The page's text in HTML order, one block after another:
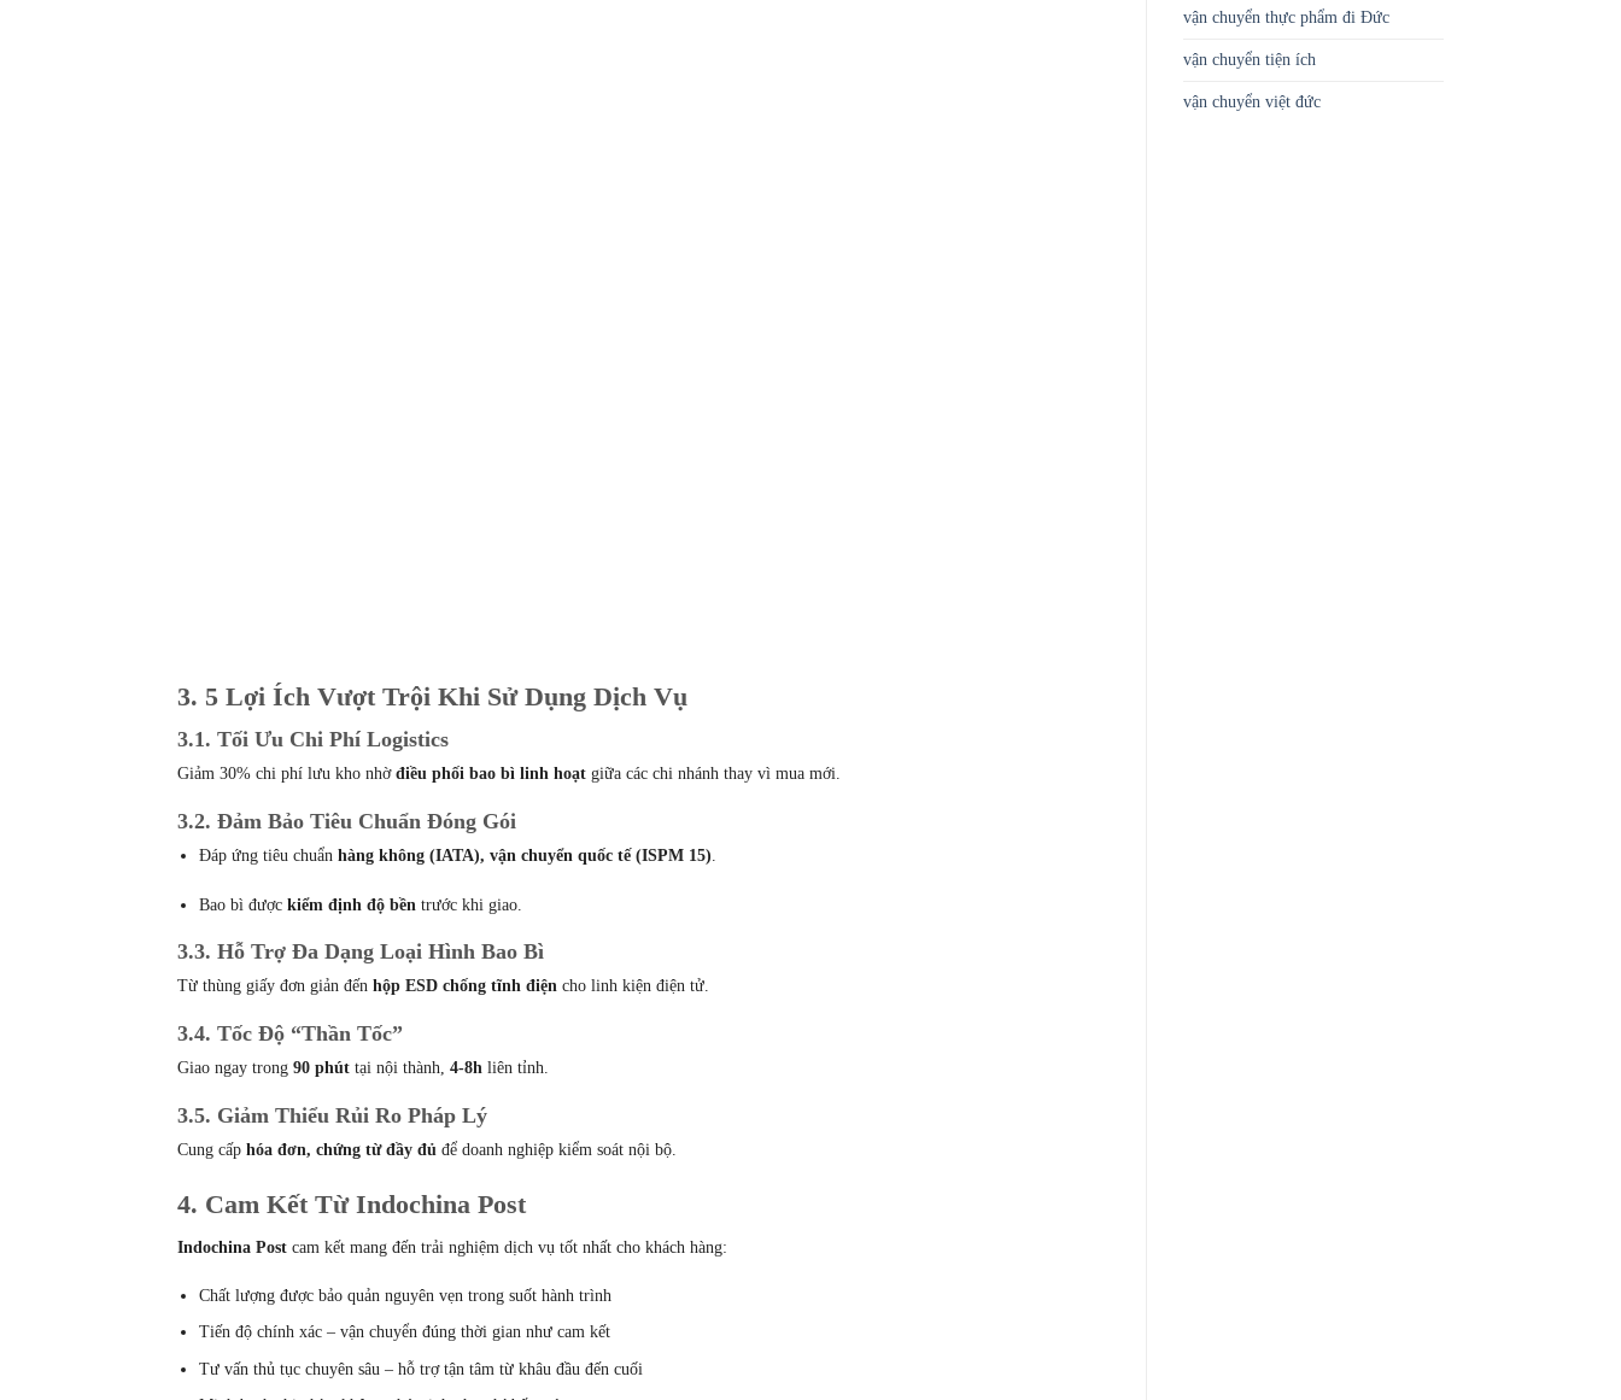
3. 5 Lợi Ích Vượt Trội Khi Sử Dụng Dịch Vụ
3.1. Tối Ưu Chi Phí Logistics
Giảm 30% chi phí lưu kho nhờ điều phối bao bì linh hoạt giữa các chi nhánh thay vì mua mới.
3.2. Đảm Bảo Tiêu Chuẩn Đóng Gói
Đáp ứng tiêu chuẩnhàng không (IATA), vận chuyển quốc tế (ISPM 15).
Bao bì đượckiểm định độ bền trước khi giao.
3.3. Hỗ Trợ Đa Dạng Loại Hình Bao Bì
Từ thùng giấy đơn giản đến hộp ESD chống tĩnh điện cho linh kiện điện tử.
3.4. Tốc Độ “Thần Tốc”
Giao ngay trong 90 phút tại nội thành, 4-8h liên tỉnh.
3.5. Giảm Thiểu Rủi Ro Pháp Lý
Cung cấp hóa đơn, chứng từ đầy đủ để doanh nghiệp kiểm soát nội bộ.
4. Cam Kết Từ Indochina Post
Indochina Post cam kết mang đến trải nghiệm dịch vụ tốt nhất cho khách hàng:
Chất lượng được bảo quản nguyên vẹn trong suốt hành trình
Tiến độ chính xác – vận chuyển đúng thời gian như cam kết
Tư vấn thủ tục chuyên sâu – hỗ trợ tận tâm từ khâu đầu đến cuối
vận chuyển thực phẩm đi Đức
vận chuyển tiện ích
vận chuyển việt đức